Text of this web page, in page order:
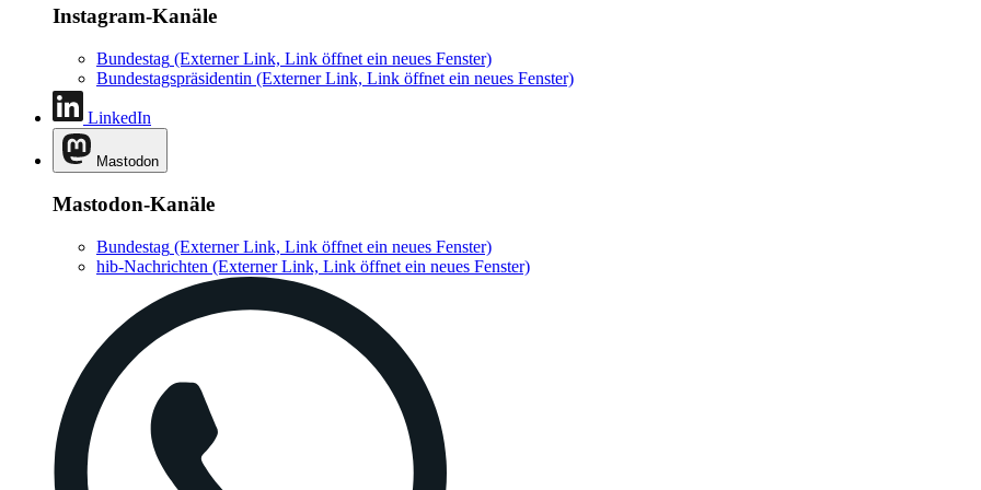
Instagram-Kanäle
Bundestag (Externer Link, Link öffnet ein neues Fenster)
Bundestagspräsidentin (Externer Link, Link öffnet ein neues Fenster)
LinkedIn
Mastodon
Mastodon-Kanäle
Bundestag (Externer Link, Link öffnet ein neues Fenster)
hib-Nachrichten (Externer Link, Link öffnet ein neues Fenster)